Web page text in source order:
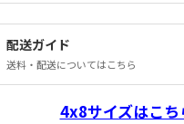
配送ガイド
送料・配送についてはこちら
4x8サイズはこち